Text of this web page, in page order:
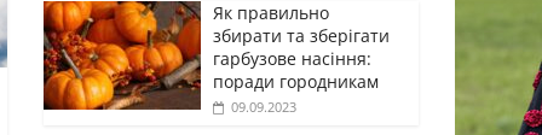
Як правильно
збирати та зберігати
гарбузове насіння:
поради городникам
09.09.2023